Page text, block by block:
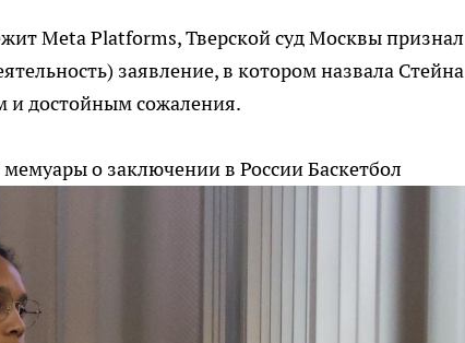
Meta Platforms, Тверской суд Москвы признал
заявление, в котором назвала Стейна
и достойным сожаления.
мемуары о заключении в РоссииБаскетбол